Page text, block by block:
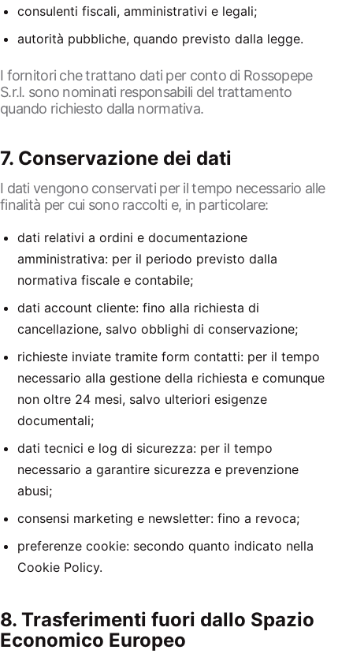
consulenti fiscali, amministrativi e legali;
autorità pubbliche, quando previsto dalla legge.
I fornitori che trattano dati per conto di Rossopepe
S.r.l. sono nominati responsabili del trattamento
quando richiesto dalla normativa.
7. Conservazione dei dati
I dati vengono conservati per il tempo necessario alle
finalità per cui sono raccolti e, in particolare:
dati relativi a ordini e documentazione
amministrativa: per il periodo previsto dalla
normativa fiscale e contabile;
dati account cliente: fino alla richiesta di
cancellazione, salvo obblighi di conservazione;
richieste inviate tramite form contatti: per il tempo
necessario alla gestione della richiesta e comunque
non oltre 24 mesi, salvo ulteriori esigenze
documentali;
dati tecnici e log di sicurezza: per il tempo
necessario a garantire sicurezza e prevenzione
abusi;
consensi marketing e newsletter: fino a revoca;
preferenze cookie: secondo quanto indicato nella
Cookie Policy.
8. Trasferimenti fuori dallo Spazio
Economico Europeo